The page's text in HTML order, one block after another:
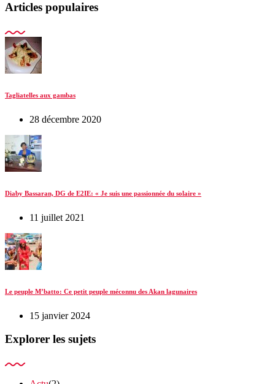
Articles populaires
Tagliatelles aux gambas
28 décembre 2020
Diaby Bassaran, DG de E2IE: « Je suis une passionnée du solaire »
11 juillet 2021
Le peuple M’batto: Ce petit peuple méconnu des Akan lagunaires
15 janvier 2024
Explorer les sujets